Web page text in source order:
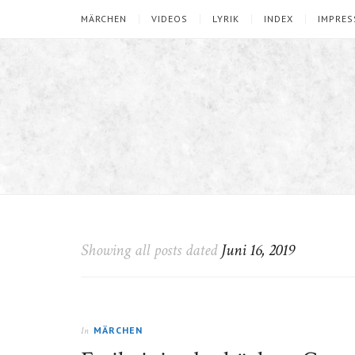
MÄRCHEN VIDEOS LYRIK INDEX
Showing all posts datedJuni 16, 2019
In MÄRCHEN